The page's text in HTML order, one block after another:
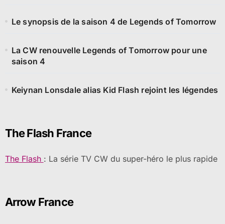
Le synopsis de la saison 4 de Legends of Tomorrow
La CW renouvelle Legends of Tomorrow pour une
saison 4
Keiynan Lonsdale alias Kid Flash rejoint les légendes
The Flash France
The Flash : La série TV CW du super-héro le plus rapide
Arrow France